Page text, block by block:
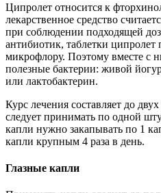
Ципролет относится к
лекарственное средство
при соблюдении подходящей
антибиотик, таблетки
микрофлору. Поэтому вместе с
полезные бактерии: живой
или лактобактерин.
Курс лечения составляет до
следует принимать по одной
капли нужно закапывать по 1
капли крупным 4 раза в день.
Глазные капли